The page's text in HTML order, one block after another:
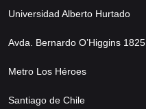
Universidad Alberto Hurtado
Avda. Bernardo O’Higgins 1825
Metro Los Héroes
Santiago de Chile